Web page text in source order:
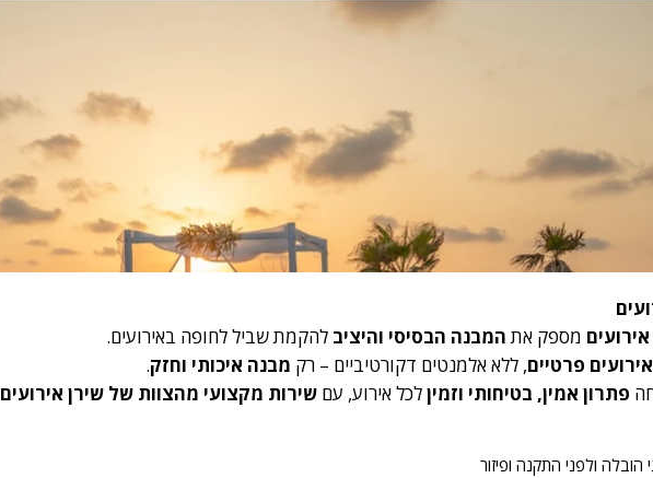
מספק אתהמבנה הבסיסי והיציב להקמת שביל לחופה באירועים.
אירועים פרטיים, ללא אלמנטים דקורטיביים – רק מבנה איכותי וחזק.
פתרון אמין, בטיחותי וזמיןלכל אירוע, עםשירות מקצועי מהצוות של שירן אירועים
ולפני התקנה ופיזור